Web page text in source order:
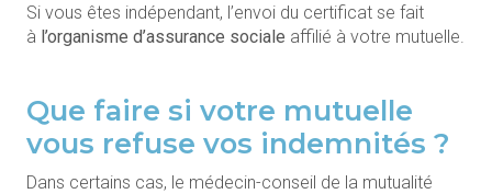
Si vous êtes indépendant, l’envoi du certificat se fait
à l’organisme d’assurance sociale affilié à votre mutuelle.
Que faire si votre mutuelle
vous refuse vos indemnités ?
Dans certains cas, le médecin-conseil de la mutualité